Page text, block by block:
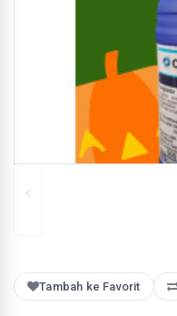
Tambah ke Favorit